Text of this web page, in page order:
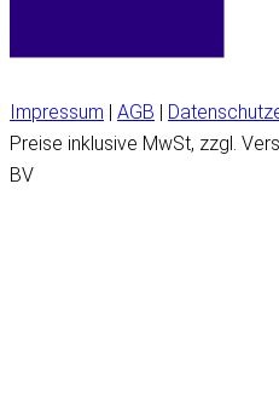
Impressum | AGB |
Preise inklusive MwSt, zzgl.
BV